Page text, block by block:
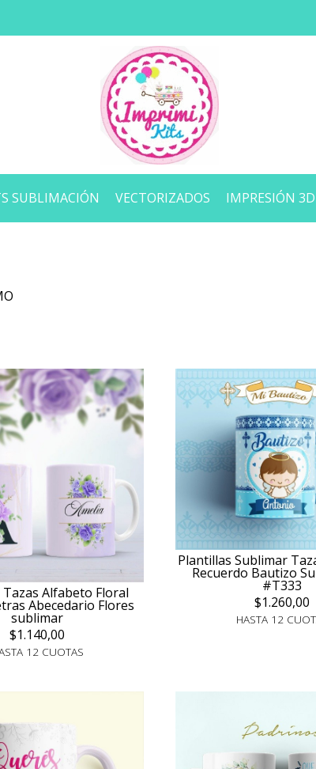
SUBLIMACIÓN VECTORIZADOS IMPRESIÓN 3D
Alfabeto Floral
Abecedario Flores
sublimar
$1.140,00
12 CUOTAS
Plantillas Sublimar
Recuerdo Bautizo
#T333
$1.260,00
HASTA 12